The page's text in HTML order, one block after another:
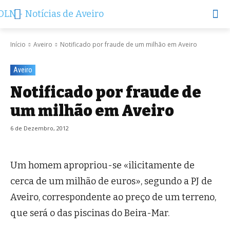
Início Aveiro Notificado por fraude de um milhão em Aveiro
Aveiro
Notificado por fraude de
um milhão em Aveiro
6 de Dezembro, 2012
Um homem apropriou-se «ilicitamente de
cerca de um milhão de euros», segundo a PJ de
Aveiro, correspondente ao preço de um terreno,
que será o das piscinas do Beira-Mar.